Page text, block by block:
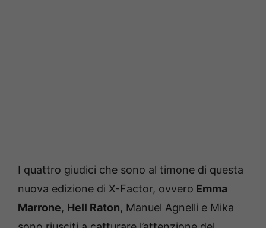
I quattro giudici che sono al timone di questa
nuova edizione di X-Factor, ovvero Emma
Marrone, Hell Raton, Manuel Agnelli e Mika